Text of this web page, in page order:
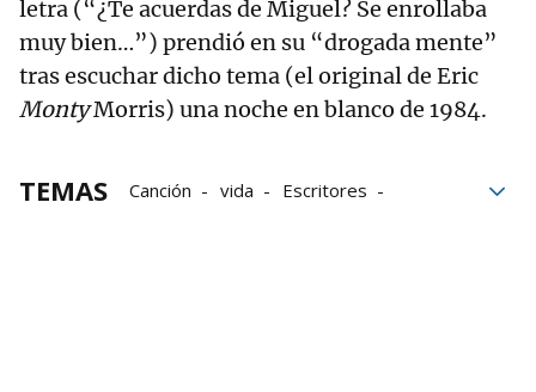
letra (“¿Te acuerdas de Miguel? Se enrollaba
muy bien…”) prendió en su “drogada mente”
tras escuchar dicho tema (el original de Eric
MontyMorris) una noche en blanco de 1984.
TEMAS Canción vida
Escritores